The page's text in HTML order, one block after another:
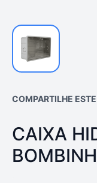
COMPARTILHE
CAIXA